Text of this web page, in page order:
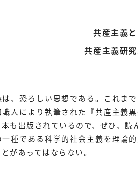
共産主義
共産主義研
、恐ろしい思想である。これま
人により執筆された『共産主義
も出版されているので、ぜひ、
種である科学的社会主義を理論
があってはならない。